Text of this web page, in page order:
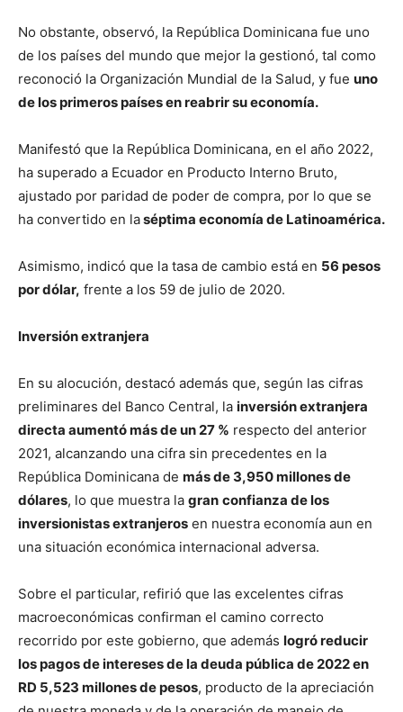
No obstante, observó, la República Dominicana fue uno
de los países del mundo que mejor la gestionó, tal como
reconoció la Organización Mundial de la Salud, y fue uno
de los primeros países en reabrir su economía.
Manifestó que la República Dominicana, en el año 2022,
ha superado a Ecuador en Producto Interno Bruto,
ajustado por paridad de poder de compra, por lo que se
ha convertido en laséptima economía de Latinoamérica.
Asimismo, indicó que la tasa de cambio está en 56 pesos
por dólar, frente a los 59 de julio de 2020.
Inversión extranjera
En su alocución, destacó además que, según las cifras
preliminares del Banco Central, la inversión extranjera
directa aumentó más de un 27 % respecto del anterior
2021, alcanzando una cifra sin precedentes en la
República Dominicana de más de 3,950 millones de
dólares, lo que muestra la gran confianza de los
inversionistas extranjeros en nuestra economía aun en
una situación económica internacional adversa.
Sobre el particular, refirió que las excelentes cifras
macroeconómicas confirman el camino correcto
recorrido por este gobierno, que además logró reducir
los pagos de intereses de la deuda pública de 2022 en
RD 5,523 millones de pesos, producto de la apreciación